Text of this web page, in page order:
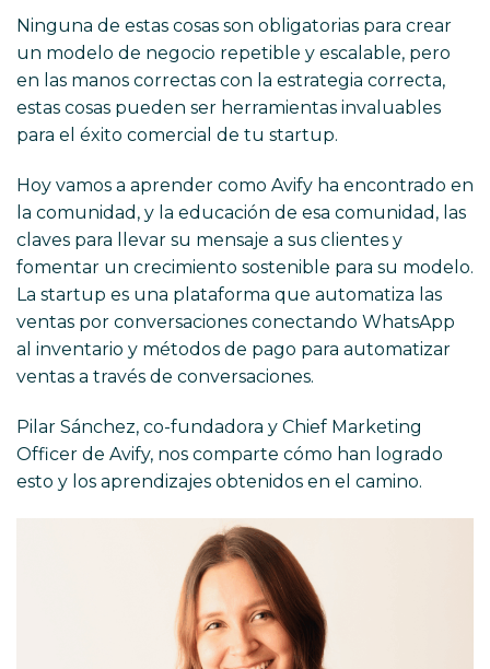
Ninguna de estas cosas son obligatorias para crear
un modelo de negocio repetible y escalable, pero
en las manos correctas con la estrategia correcta,
estas cosas pueden ser herramientas invaluables
para el éxito comercial de tu startup.
Hoy vamos a aprender como Avify ha encontrado en
la comunidad, y la educación de esa comunidad, las
claves para llevar su mensaje a sus clientes y
fomentar un crecimiento sostenible para su modelo.
La startup es una plataforma que automatiza las
ventas por conversaciones conectando WhatsApp
al inventario y métodos de pago para automatizar
ventas a través de conversaciones.
Pilar Sánchez, co-fundadora y Chief Marketing
Officer de Avify, nos comparte cómo han logrado
esto y los aprendizajes obtenidos en el camino.